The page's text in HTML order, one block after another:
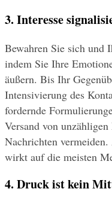
3. Interesse
Bewahren Sie sich und
indem Sie Ihre
äußern. Bis Ihr
Intensivierung des
fordernde
Versand von
Nachrichten
wirkt auf die meisten
4. Druck ist kein